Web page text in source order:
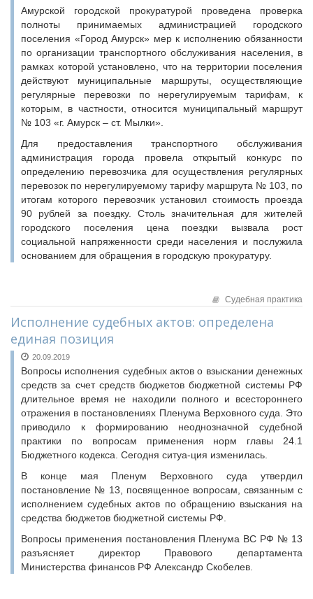
Амурской городской прокуратурой проведена проверка
полноты принимаемых администрацией городского
поселения «Город Амурск» мер к исполнению обязанности
по организации транспортного обслуживания населения, в
рамках которой установлено, что на территории поселения
действуют муниципальные маршруты, осуществляющие
регулярные перевозки по нерегулируемым тарифам, к
которым, в частности, относится муниципальный маршрут
№ 103 «г. Амурск – ст. Мылки».
Для предоставления транспортного обслуживания
администрация города провела открытый конкурс по
определению перевозчика для осуществления регулярных
перевозок по нерегулируемому тарифу маршрута № 103, по
итогам которого перевозчик установил стоимость проезда
90 рублей за поездку. Столь значительная для жителей
городского поселения цена поездки вызвала рост
социальной напряженности среди населения и послужила
основанием для обращения в городскую прокуратуру.
Судебная практика
Исполнение судебных актов: определена
единая позиция
20.09.2019
Вопросы исполнения судебных актов о взыскании денежных
средств за счет средств бюджетов бюджетной системы РФ
длительное время не находили полного и всестороннего
отражения в постановлениях Пленума Верховного суда. Это
приводило к формированию неоднозначной судебной
практики по вопросам применения норм главы 24.1
Бюджетного кодекса. Сегодня ситуа-ция изменилась.
В конце мая Пленум Верховного суда утвердил
постановление № 13, посвященное вопросам, связанным с
исполнением судебных актов по обращению взыскания на
средства бюджетов бюджетной системы РФ.
Вопросы применения постановления Пленума ВС РФ № 13
разъясняет директор Правового департамента
Министерства финансов РФ Александр Скобелев.